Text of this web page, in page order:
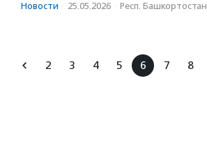
Новости · 25.05.2026 · Респ. Башкортостан
2 3 4 5 6 7 8